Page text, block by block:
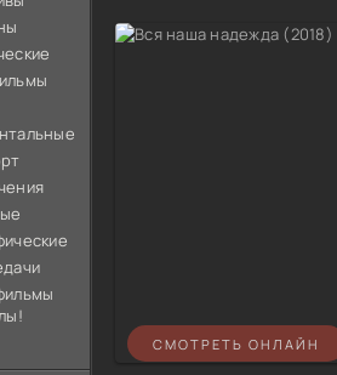
СМОТРЕТЬ ОНЛАЙН